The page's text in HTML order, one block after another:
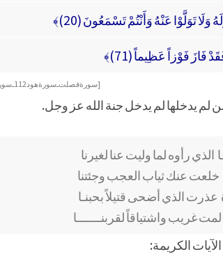
وَلَا تَوَلَّوْا عَنْهُ وَأَنْتُمْ تَسْمَعُونَ (20)﴾
فَوْزاً عَظِيماً (71)﴾
[سورة فصلت ـ سورة هود 112ـ سورة الأنفال ـ سورة الأحزاب]
لم يدخلها لم يدخل جنة الله عز وجل.
رأوه لما وليت عنا لغيرنا
عنك ثياب العجب وجئتنا
الذي أضحى قتيلاً بحبنـا
غريب واشتياقاً لقربنـــــــا
الكريمة: